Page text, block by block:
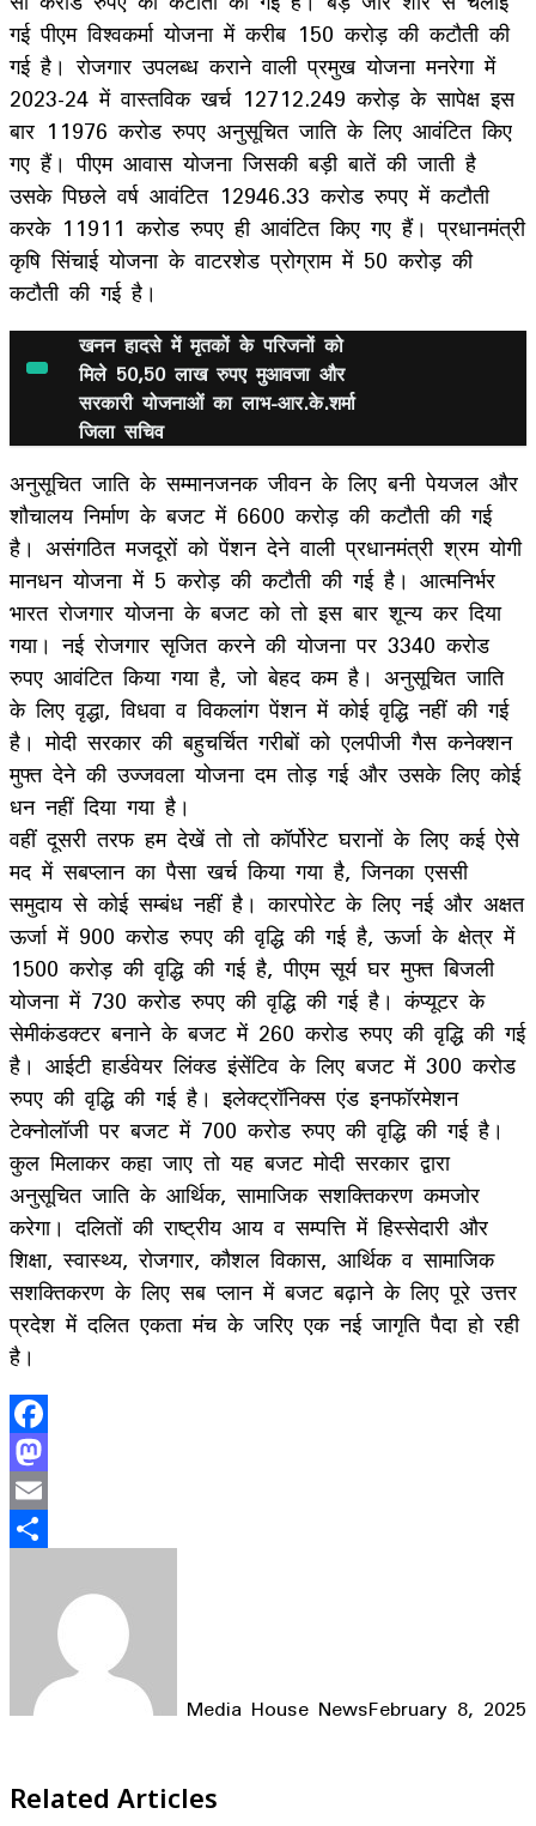
गई पीएम विश्वकर्मा योजना में करीब 150 करोड़ की कटौती की
गई है। रोजगार उपलब्ध कराने वाली प्रमुख योजना मनरेगा में
2023-24 में वास्तविक खर्च 12712.249 करोड़ के सापेक्ष इस
बार 11976 करोड रुपए अनुसूचित जाति के लिए आवंटित किए
गए हैं। पीएम आवास योजना जिसकी बड़ी बातें की जाती है
उसके पिछले वर्ष आवंटित 12946.33 करोड रुपए में कटौती
करके 11911 करोड रुपए ही आवंटित किए गए हैं। प्रधानमंत्री
कृषि सिंचाई योजना के वाटरशेड प्रोग्राम में 50 करोड़ की
कटौती की गई है।
खनन हादसे में मृतकों के परिजनों को
मिले 50,50 लाख रुपए मुआवजा और
सरकारी योजनाओं का लाभ-आर.के.शर्मा
जिला सचिव
अनुसूचित जाति के सम्मानजनक जीवन के लिए बनी पेयजल और
शौचालय निर्माण के बजट में 6600 करोड़ की कटौती की गई
है। असंगठित मजदूरों को पेंशन देने वाली प्रधानमंत्री श्रम योगी
मानधन योजना में 5 करोड़ की कटौती की गई है। आत्मनिर्भर
भारत रोजगार योजना के बजट को तो इस बार शून्य कर दिया
गया। नई रोजगार सृजित करने की योजना पर 3340 करोड
रुपए आवंटित किया गया है, जो बेहद कम है। अनुसूचित जाति
के लिए वृद्धा, विधवा व विकलांग पेंशन में कोई वृद्धि नहीं की गई
है। मोदी सरकार की बहुचर्चित गरीबों को एलपीजी गैस कनेक्शन
मुफ्त देने की उज्जवला योजना दम तोड़ गई और उसके लिए कोई
धन नहीं दिया गया है।
वहीं दूसरी तरफ हम देखें तो तो कॉर्पोरेट घरानों के लिए कई ऐसे
मद में सबप्लान का पैसा खर्च किया गया है, जिनका एससी
समुदाय से कोई सम्बंध नहीं है। कारपोरेट के लिए नई और अक्षत
ऊर्जा में 900 करोड रुपए की वृद्धि की गई है, ऊर्जा के क्षेत्र में
1500 करोड़ की वृद्धि की गई है, पीएम सूर्य घर मुफ्त बिजली
योजना में 730 करोड रुपए की वृद्धि की गई है। कंप्यूटर के
सेमीकंडक्टर बनाने के बजट में 260 करोड रुपए की वृद्धि की गई
है। आईटी हार्डवेयर लिंक्ड इंसेंटिव के लिए बजट में 300 करोड
रुपए की वृद्धि की गई है। इलेक्ट्रॉनिक्स एंड इनफॉरमेशन
टेक्नोलॉजी पर बजट में 700 करोड रुपए की वृद्धि की गई है।
कुल मिलाकर कहा जाए तो यह बजट मोदी सरकार द्वारा
अनुसूचित जाति के आर्थिक, सामाजिक सशक्तिकरण कमजोर
करेगा। दलितों की राष्ट्रीय आय व सम्पत्ति में हिस्सेदारी और
शिक्षा, स्वास्थ्य, रोजगार, कौशल विकास, आर्थिक व सामाजिक
सशक्तिकरण के लिए सब प्लान में बजट बढ़ाने के लिए पूरे उत्तर
प्रदेश में दलित एकता मंच के जरिए एक नई जागृति पैदा हो रही
है।
Facebook
Mastodon
Email
Media House NewsFebruary 8, 2025
Related Articles